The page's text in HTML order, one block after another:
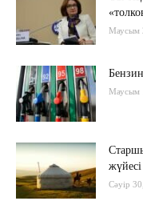
Маусым
Маусым
жүйесі
Сәуір